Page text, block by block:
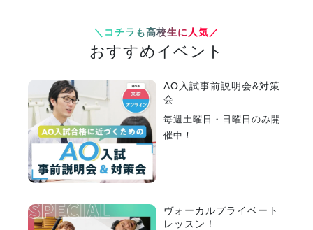
＼コチラも高校生に人気／
おすすめイベント
AO入試事前説明会&対策
会
毎週土曜日・日曜日のみ開
催中！
ヴォーカルプライベート
レッスン！